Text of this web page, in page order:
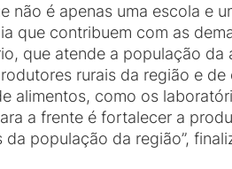
é apenas uma escola e
que contribuem com as
que atende a população da
rurais da região e
alimentos, como os
a frente é fortalecer a
população da região”,